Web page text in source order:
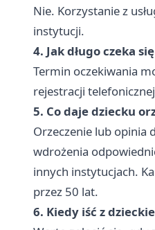
Nie. Korzystanie z
instytucji.
4. Jak długo czeka
Termin oczekiwania
rejestracji
5. Co daje dziecku
Orzeczenie lub
wdrożenia
innych instytucjach.
przez 50 lat.
6. Kiedy iść z